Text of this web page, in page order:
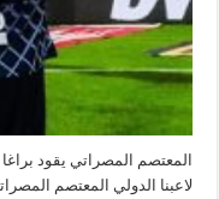
المعتصم المصراتي يقود
لاعبنا الدولي المعتصم